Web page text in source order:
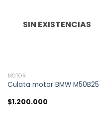
SIN EXISTENCIAS
MOTOR
Culata motor BMW M50B25
$1.200.000